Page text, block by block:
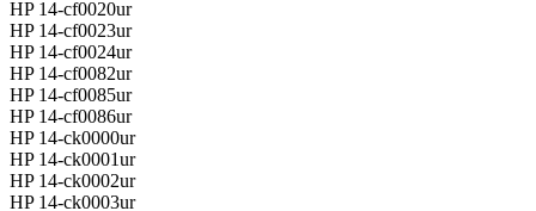
HP 14-cf0020ur
HP 14-cf0023ur
HP 14-cf0024ur
HP 14-cf0082ur
HP 14-cf0085ur
HP 14-cf0086ur
HP 14-ck0000ur
HP 14-ck0001ur
HP 14-ck0002ur
HP 14-ck0003ur